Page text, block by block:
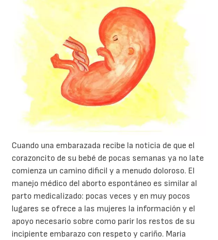
Cuando una embarazada recibe la noticia de que el
corazoncito de su bebé de pocas semanas ya no late
comienza un camino dificil y a menudo doloroso. El
manejo médico del aborto espontáneo es similar al
parto medicalizado: pocas veces y en muy pocos
lugares se ofrece a las mujeres la información y el
apoyo necesario sobre como parir los restos de su
incipiente embarazo con respeto y cariño. Maria